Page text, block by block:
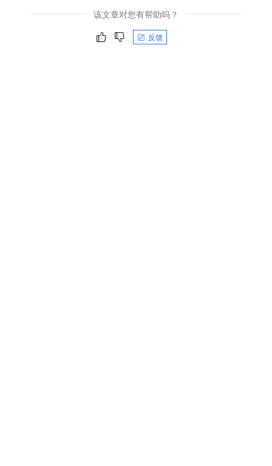
该文章对您有帮助吗？
反馈